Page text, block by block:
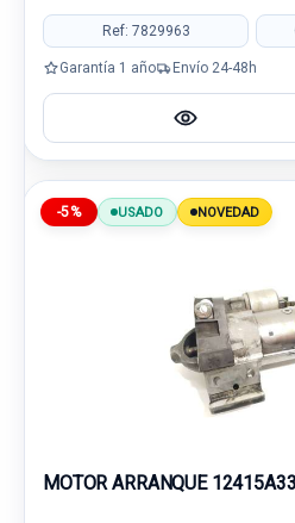
Ref: 7829963
Garantía 1 año Envío 24-48h
-5% USADO NOVEDAD
MOTOR ARRANQUE